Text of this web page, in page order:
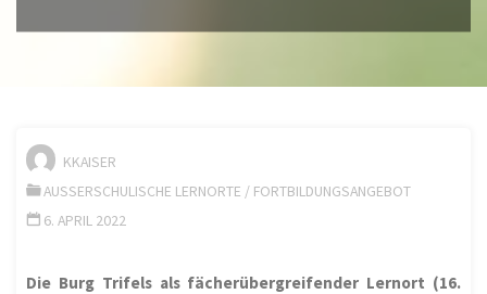
KKAISER
AUSSERSCHULISCHE LERNORTE
/ FORTBILDUNGSANGEBOT
6. APRIL 2022
Die Burg Trifels als fächerübergreifender Lernort (16.